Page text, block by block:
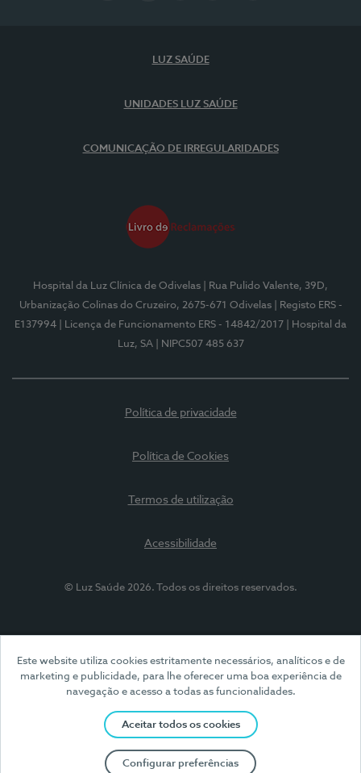
Este website utiliza cookies estritamente necessários, analíticos e de
marketing e publicidade, para lhe oferecer uma boa experiência de
navegação e acesso a todas as funcionalidades.
Aceitar todos os cookies
Configurar preferências
LUZ SAÚDE
UNIDADES LUZ SAÚDE
COMUNICAÇÃO DE IRREGULARIDADES
Hospital da Luz Clínica de Odivelas
| Rua Pulido Valente, 39D,
Urbanização Colinas do Cruzeiro, 2675-671 Odivelas
| Registo ERS -
E137994
| Licença de Funcionamento ERS - 14842/2017
| Hospital da
Luz, SA
| NIPC507 485 637
Política de privacidade
Política de Cookies
Termos de utilização
Acessibilidade
© Luz Saúde 2026. Todos os direitos reservados.